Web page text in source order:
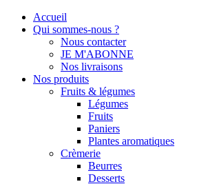
Accueil
Qui sommes-nous ?
Nous contacter
JE M'ABONNE
Nos livraisons
Nos produits
Fruits & légumes
Légumes
Fruits
Paniers
Plantes aromatiques
Crèmerie
Beurres
Desserts